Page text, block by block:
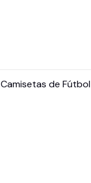
Camisetas de Fútbol